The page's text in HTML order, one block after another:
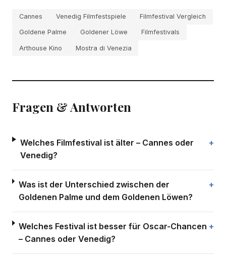
Cannes Venedig Filmfestspiele Filmfestival Vergleich
Goldene Palme Goldener Löwe Filmfestivals
Arthouse Kino Mostra di Venezia
Fragen & Antworten
Welches Filmfestival ist älter – Cannes oder
Venedig?
Was ist der Unterschied zwischen der
Goldenen Palme und dem Goldenen Löwen?
Welches Festival ist besser für Oscar-Chancen
– Cannes oder Venedig?